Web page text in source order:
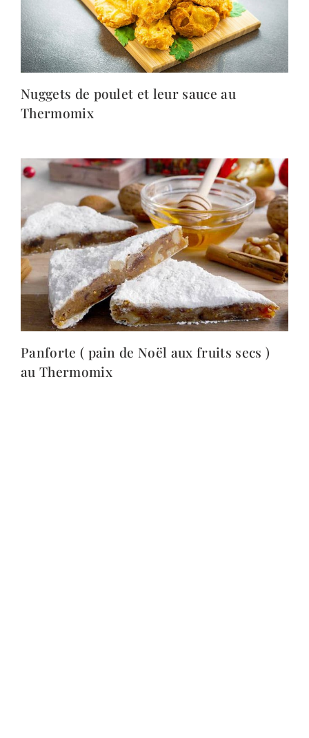
Nuggets de poulet et leur sauce au
Thermomix
Panforte ( pain de Noël aux fruits secs )
au Thermomix